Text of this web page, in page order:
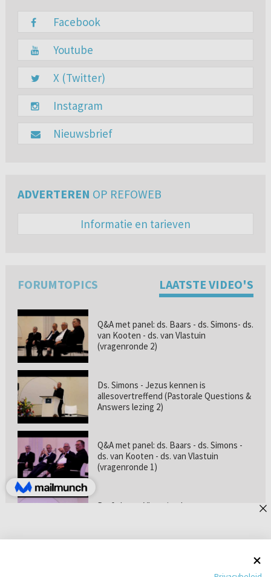
Facebook
Youtube
X (Twitter)
Instagram
Nieuwsbrief
ADVERTEREN OP REFOWEB
Informatie en tarieven
FORUMTOPICS LAATSTE VIDEO'S
Q&A met panel: ds. Baars - ds. Simons- ds.
van Kooten - ds. van Vlastuin
(vragenronde 2)
Ds. Simons - Jezus kennen is
allesovertreffend (Pastorale Questions &
Answers lezing 2)
Q&A met panel: ds. Baars - ds. Simons -
ds. van Kooten - ds. van Vlastuin
(vragenronde 1)
Prof. dr. van Vlastuin - Is